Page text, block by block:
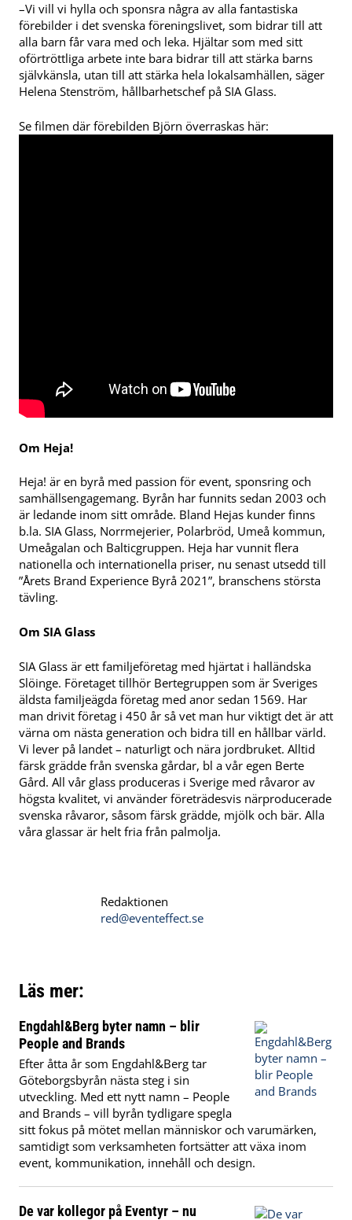
–Vi vill vi hylla och sponsra några av alla fantastiska
förebilder i det svenska föreningslivet, som bidrar till att
alla barn får vara med och leka. Hjältar som med sitt
oförtröttliga arbete inte bara bidrar till att stärka barns
självkänsla, utan till att stärka hela lokalsamhällen, säger
Helena Stenström, hållbarhetschef på SIA Glass.
Se filmen där förebilden Björn överraskas här:
Om Heja!
Heja! är en byrå med passion för event, sponsring och
samhällsengagemang. Byrån har funnits sedan 2003 och
är ledande inom sitt område. Bland Hejas kunder finns
b.la. SIA Glass, Norrmejerier, Polarbröd, Umeå kommun,
Umeågalan och Balticgruppen. Heja har vunnit flera
nationella och internationella priser, nu senast utsedd till
”Årets Brand Experience Byrå 2021”, branschens största
tävling.
Om SIA Glass
SIA Glass är ett familjeföretag med hjärtat i halländska
Slöinge. Företaget tillhör Bertegruppen som är Sveriges
äldsta familjeägda företag med anor sedan 1569. Har
man drivit företag i 450 år så vet man hur viktigt det är att
värna om nästa generation och bidra till en hållbar värld.
Vi lever på landet – naturligt och nära jordbruket. Alltid
färsk grädde från svenska gårdar, bl a vår egen Berte
Gård. All vår glass produceras i Sverige med råvaror av
högsta kvalitet, vi använder företrädesvis närproducerade
svenska råvaror, såsom färsk grädde, mjölk och bär. Alla
våra glassar är helt fria från palmolja.
Redaktionen
red@eventeffect.se
Läs mer:
Engdahl&Berg byter namn – blir
People and Brands
Efter åtta år som Engdahl&Berg tar
Göteborgsbyrån nästa steg i sin
utveckling. Med ett nytt namn – People
and Brands – vill byrån tydligare spegla
sitt fokus på mötet mellan människor och varumärken,
samtidigt som verksamheten fortsätter att växa inom
event, kommunikation, innehåll och design.
De var kollegor på Eventyr – nu